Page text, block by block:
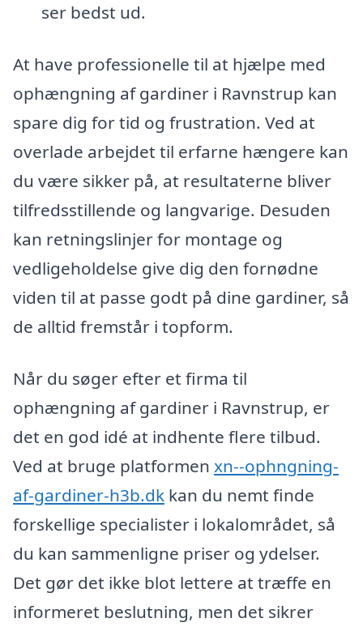
ser bedst ud.
At have professionelle til at hjælpe med
ophængning af gardiner i Ravnstrup kan
spare dig for tid og frustration. Ved at
overlade arbejdet til erfarne hængere kan
du være sikker på, at resultaterne bliver
tilfredsstillende og langvarige. Desuden
kan retningslinjer for montage og
vedligeholdelse give dig den fornødne
viden til at passe godt på dine gardiner, så
de alltid fremstår i topform.
Når du søger efter et firma til
ophængning af gardiner i Ravnstrup, er
det en god idé at indhente flere tilbud.
Ved at bruge platformen xn--ophngning-
af-gardiner-h3b.dk kan du nemt finde
forskellige specialister i lokalområdet, så
du kan sammenligne priser og ydelser.
Det gør det ikke blot lettere at træffe en
informeret beslutning, men det sikrer